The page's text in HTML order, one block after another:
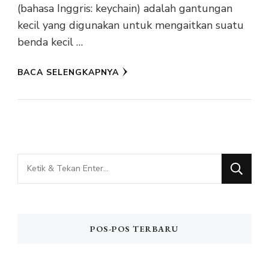
(bahasa Inggris: keychain) adalah gantungan
kecil yang digunakan untuk mengaitkan suatu
benda kecil …
BACA SELENGKAPNYA
Mencari
Sesuatu?
POS-POS TERBARU